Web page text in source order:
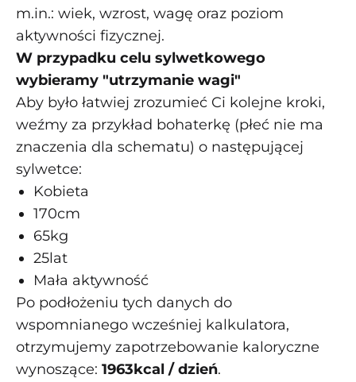
m.in.: wiek, wzrost, wagę oraz poziom
aktywności fizycznej.
W przypadku celu sylwetkowego
wybieramy "utrzymanie wagi"
Aby było łatwiej zrozumieć Ci kolejne kroki,
weźmy za przykład bohaterkę (płeć nie ma
znaczenia dla schematu) o następującej
sylwetce:
Kobieta
170cm
65kg
25lat
Mała aktywność
Po podłożeniu tych danych do
wspomnianego wcześniej kalkulatora,
otrzymujemy zapotrzebowanie kaloryczne
wynoszące: 1963kcal / dzień.